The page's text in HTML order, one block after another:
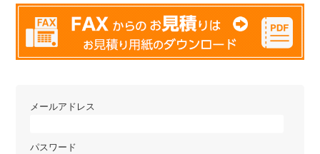
メールアドレス
パスワード